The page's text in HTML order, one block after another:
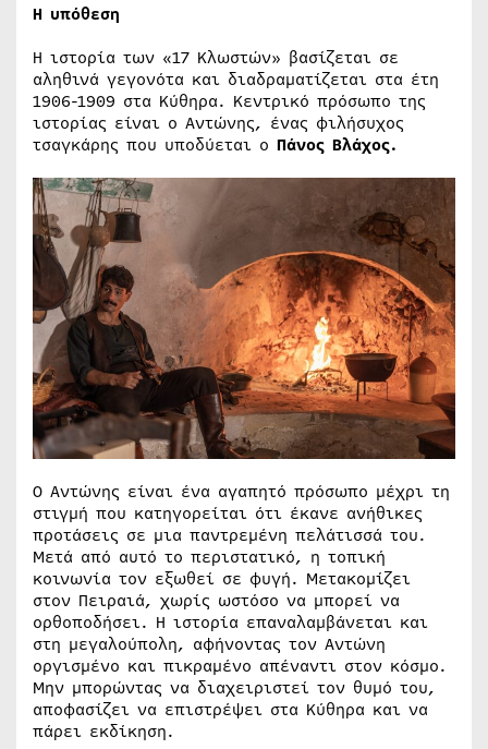
Η υπόθεση
Η ιστορία των «17 Κλωστών» βασίζεται σε
αληθινά γεγονότα και διαδραματίζεται στα έτη
1906-1909 στα Κύθηρα. Κεντρικό πρόσωπο της
ιστορίας είναι ο Αντώνης, ένας φιλήσυχος
τσαγκάρης που υποδύεται ο Πάνος Βλάχος.
Ο Αντώνης είναι ένα αγαπητό πρόσωπο μέχρι τη
στιγμή που κατηγορείται ότι έκανε ανήθικες
προτάσεις σε μια παντρεμένη πελάτισσά του.
Μετά από αυτό το περιστατικό, η τοπική
κοινωνία τον εξωθεί σε φυγή. Μετακομίζει
στον Πειραιά, χωρίς ωστόσο να μπορεί να
ορθοποδήσει. Η ιστορία επαναλαμβάνεται και
στη μεγαλούπολη, αφήνοντας τον Αντώνη
οργισμένο και πικραμένο απέναντι στον κόσμο.
Μην μπορώντας να διαχειριστεί τον θυμό του,
αποφασίζει να επιστρέψει στα Κύθηρα και να
πάρει εκδίκηση.